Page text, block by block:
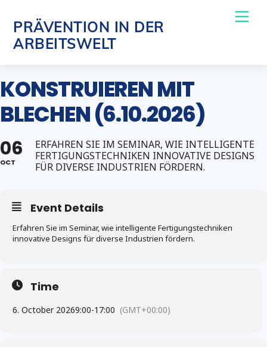
content
PRÄVENTION IN DER
ARBEITSWELT
KONSTRUIEREN MIT
BLECHEN (6.10.2026)
06
OCT
ERFAHREN SIE IM SEMINAR, WIE INTELLIGENTE
FERTIGUNGSTECHNIKEN INNOVATIVE DESIGNS
FÜR DIVERSE INDUSTRIEN FÖRDERN.
Event Details
Erfahren Sie im Seminar, wie intelligente Fertigungstechniken
innovative Designs für diverse Industrien fördern.
Time
6. October 20269:00-17:00 (GMT+00:00)